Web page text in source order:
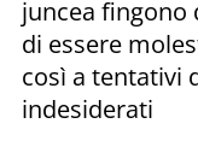
juncea fingono
di essere
così a tentativi
indesiderati